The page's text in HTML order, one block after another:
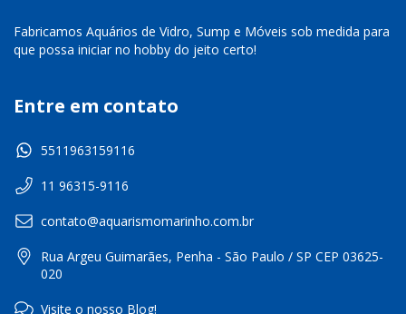
Fabricamos Aquários de Vidro, Sump e Móveis sob medida para
que possa iniciar no hobby do jeito certo!
Entre em contato
5511963159116
11 96315-9116
contato@aquarismomarinho.com.br
Rua Argeu Guimarães, Penha - São Paulo / SP CEP 03625-
020
Visite o nosso Blog!